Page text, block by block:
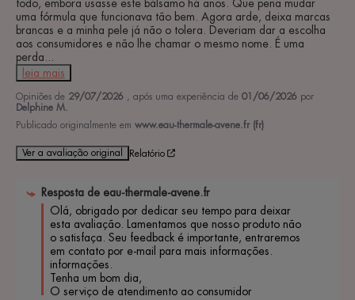
todo, embora usasse este bálsamo há anos. Que pena mudar
uma fórmula que funcionava tão bem. Agora arde, deixa marcas
brancas e a minha pele já não o tolera. Deveriam dar a escolha
aos consumidores e não lhe chamar o mesmo nome. É uma
perda
leia mais
Opiniões de 29/07/2026 , após uma experiência de 01/06/2026 por
Delphine M.
Publicado originalmente em www.eau-thermale-avene.fr (fr)
Ver a avaliação original Relatório
Resposta de eau-thermale-avene.fr
Olá, obrigado por dedicar seu tempo para deixar
esta avaliação. Lamentamos que nosso produto não
o satisfaça. Seu feedback é importante, entraremos
em contato por e-mail para mais informações.
informações.
Tenha um bom dia,
O serviço de atendimento ao consumidor